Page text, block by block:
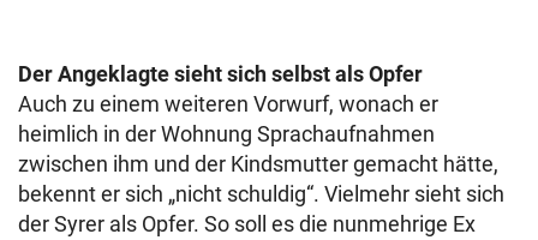
Der Angeklagte sieht sich selbst als Opfer
Auch zu einem weiteren Vorwurf, wonach er
heimlich in der Wohnung Sprachaufnahmen
zwischen ihm und der Kindsmutter gemacht hätte,
bekennt er sich „nicht schuldig“. Vielmehr sieht sich
der Syrer als Opfer. So soll es die nunmehrige Ex